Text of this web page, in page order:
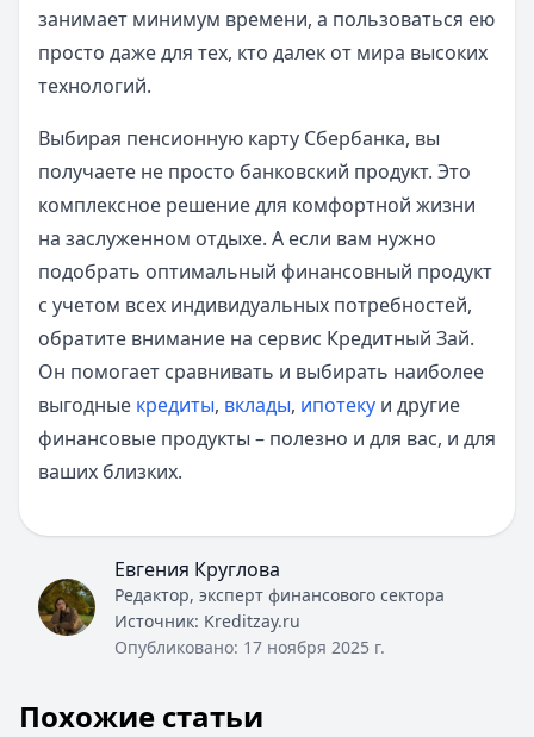
занимает минимум времени, а пользоваться ею
просто даже для тех, кто далек от мира высоких
технологий.
Выбирая пенсионную карту Сбербанка, вы
получаете не просто банковский продукт. Это
комплексное решение для комфортной жизни
на заслуженном отдыхе. А если вам нужно
подобрать оптимальный финансовный продукт
с учетом всех индивидуальных потребностей,
обратите внимание на сервис Кредитный Зай.
Он помогает сравнивать и выбирать наиболее
выгодные кредиты, вклады, ипотеку и другие
финансовые продукты – полезно и для вас, и для
ваших близких.
Евгения Круглова
Редактор, эксперт финансового сектора
Источник: Kreditzay.ru
Опубликовано: 17 ноября 2025 г.
Похожие статьи